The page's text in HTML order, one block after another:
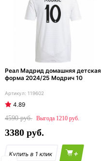
Реал Мадрид домашняя детская
форма 2024/25 Модрич 10
119602
4.89
4590
1210
3380
+